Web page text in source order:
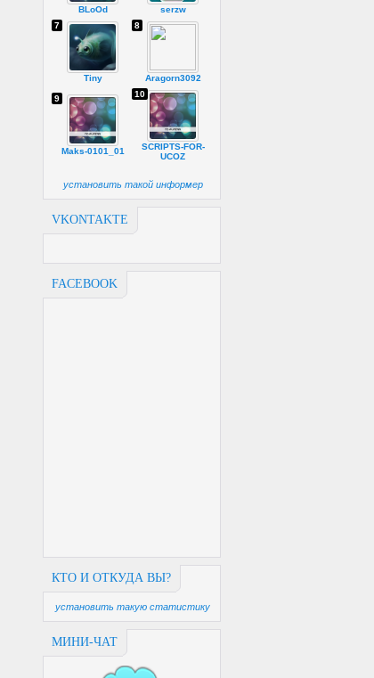
BLoOd serzw
Tiny
7
Aragorn3092
8
Maks-0101_01
9
SCRIPTS-FOR-
UCOZ
10
установить такой информер
VKONTAKTE
FACEBOOK
КТО И ОТКУДА ВЫ?
установить такую статистику
МИНИ-ЧАТ